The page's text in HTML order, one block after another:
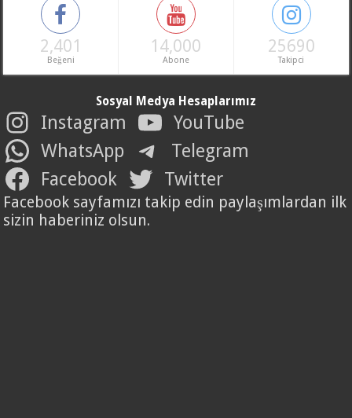
2,401
Beğeni
14,000
Abone
25690
Takipci
Sosyal Medya Hesaplarımız
Instagram
YouTube
WhatsApp
Telegram
Facebook
Twitter
Facebook sayfamızı takip edin paylaşımlardan ilk
sizin haberiniz olsun.